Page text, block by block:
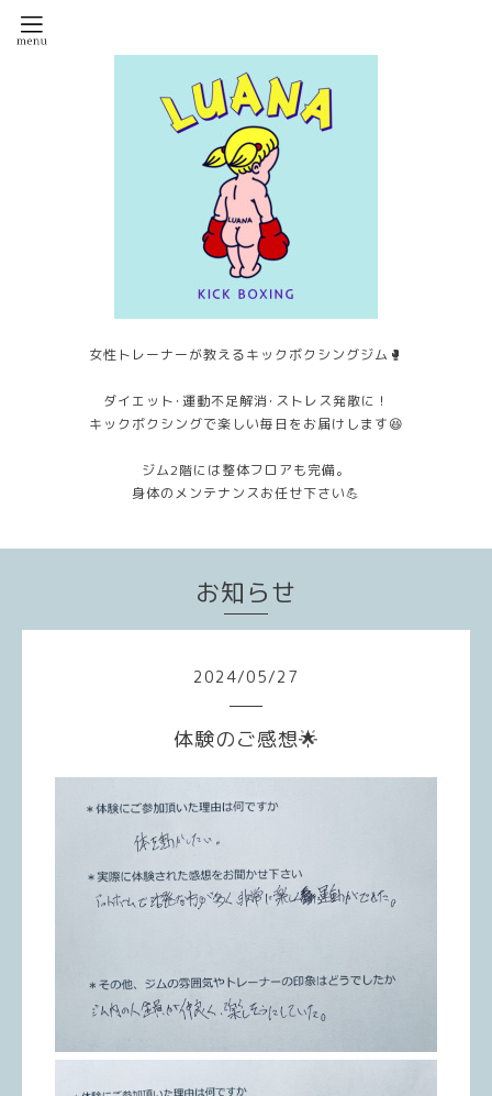
女性トレーナーが教えるキックボクシングジム🥊
ダイエット･運動不足解消･ストレス発散に！
キックボクシングで楽しい毎日をお届けします😆
ジム2階には整体フロアも完備。
身体のメンテナンスお任せ下さい💪
お知らせ
2024/05/27
体験のご感想🌟